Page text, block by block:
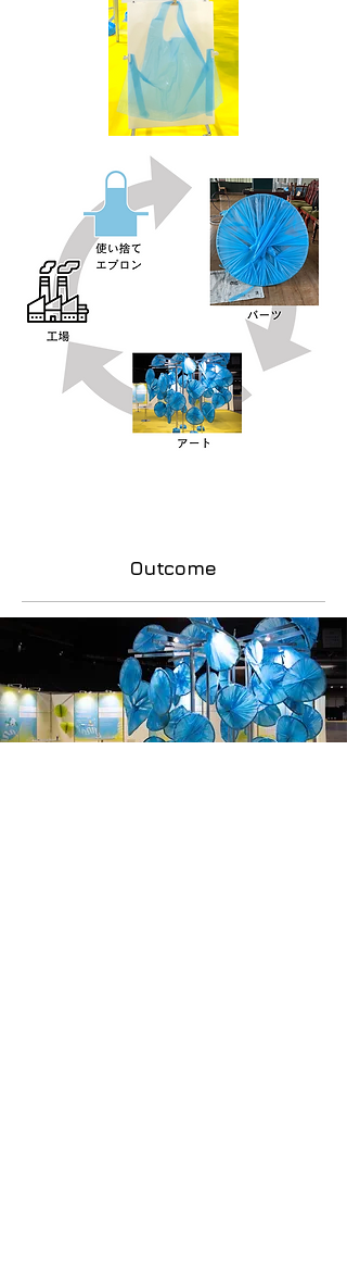
この作品は、製造過程で利用された後、
素材に新しい価値を与え、
資源の循環を表現した石屋製菓との
コラボレーションART です。
Outcome